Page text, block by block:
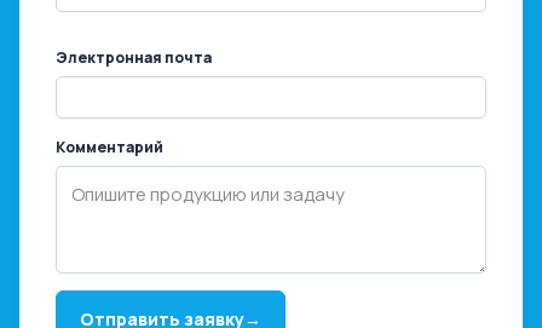
Электронная почта
Комментарий
Отправить заявку→